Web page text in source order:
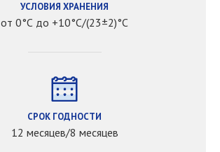
УСЛОВИЯ ХРАНЕНИЯ
от 0°С до +10°С/(23±2)°С
СРОК ГОДНОСТИ
12 месяцев/8 месяцев